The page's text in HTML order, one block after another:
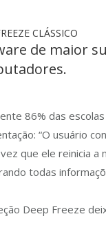
CLÁSSICO
de maior
86% das
“O usuário
que ele reinicia
todas
Deep Freeze